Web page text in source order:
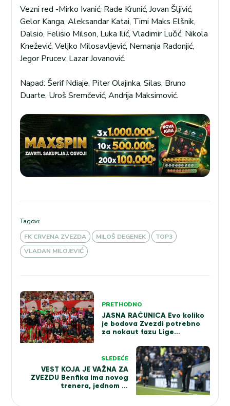
Vezni red -Mirko Ivanić, Rade Krunić, Jovan Šljivić,
Gelor Kanga, Aleksandar Katai, Timi Maks Elšnik,
Dalsio, Felisio Milson, Luka Ilić, Vladimir Lučić, Nikola
Knežević, Veljko Milosavljević, Nemanja Radonjić,
Jegor Prucev, Lazar Jovanović.
Napad: Šerif Ndiaje, Piter Olajinka, Silas, Bruno
Duarte, Uroš Sremčević, Andrija Maksimović.
Tagovi:
FK CRVENA ZVEZDA
MILOŠ DEGENEK
TOP3
VLADAN MILOJEVIĆ
Kretanje
članka
PRETHODNO
JASNA RAČUNICA Evo koliko
je bodova Zvezdi potrebno
za nokaut fazu Lige
promenilo
SLEDEĆE
VEST KOJA JE VAŽNA ZA
ZVEZDU Benfika ima novog
trenera, jednom je